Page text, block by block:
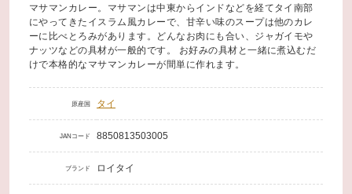
マサマンカレー。マサマンは中東からインドなどを経てタイ南部
にやってきたイスラム風カレーで、甘辛い味のスープは他のカレ
ーに比べとろみがあります。どんなお肉にも合い、ジャガイモや
ナッツなどの具材が一般的です。 お好みの具材と一緒に煮込むだ
けで本格的なマサマンカレーが間単に作れます。
原産国 タイ
JANコード 8850813503005
ブランド ロイタイ